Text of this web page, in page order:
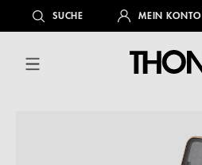
springenSUCHE MEIN KONTO